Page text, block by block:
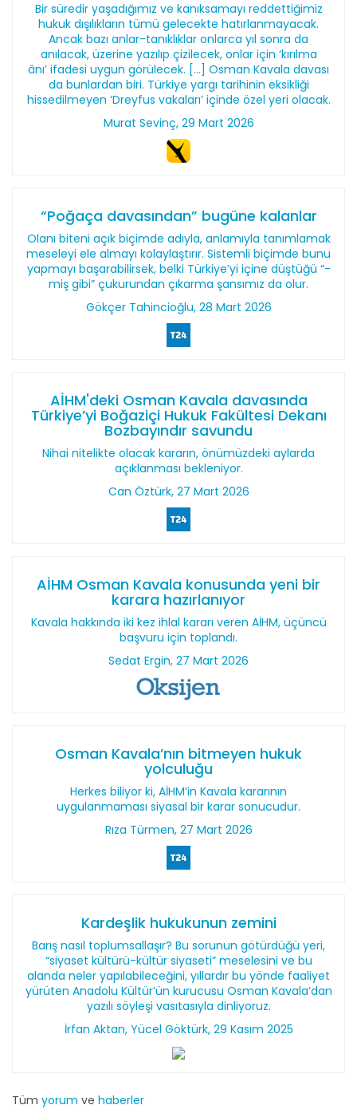
Bir süredir yaşadığımız ve kanıksamayı reddettiğimiz
hukuk dışılıkların tümü gelecekte hatırlanmayacak.
Ancak bazı anlar-tanıklıklar onlarca yıl sonra da
anılacak, üzerine yazılıp çizilecek, onlar için ‘kırılma
ânı’ ifadesi uygun görülecek. [...] Osman Kavala davası
da bunlardan biri. Türkiye yargı tarihinin eksikliği
hissedilmeyen ‘Dreyfus vakaları’ içinde özel yeri olacak.
Murat Sevinç, 29 Mart 2026
“Poğaça davasından” bugüne kalanlar
Olanı biteni açık biçimde adıyla, anlamıyla tanımlamak
meseleyi ele almayı kolaylaştırır. Sistemli biçimde bunu
yapmayı başarabilirsek, belki Türkiye’yi içine düştüğü “-
miş gibi” çukurundan çıkarma şansımız da olur.
Gökçer Tahincioğlu, 28 Mart 2026
AİHM'deki Osman Kavala davasında
Türkiye’yi Boğaziçi Hukuk Fakültesi Dekanı
Bozbayındır savundu
Nihai nitelikte olacak kararın, önümüzdeki aylarda
açıklanması bekleniyor.
Can Öztürk, 27 Mart 2026
AİHM Osman Kavala konusunda yeni bir
karara hazırlanıyor
Kavala hakkında iki kez ihlal kararı veren AİHM, üçüncü
başvuru için toplandı.
Sedat Ergin, 27 Mart 2026
Osman Kavala’nın bitmeyen hukuk
yolculuğu
Herkes biliyor ki, AİHM’in Kavala kararının
uygulanmaması siyasal bir karar sonucudur.
Rıza Türmen, 27 Mart 2026
Kardeşlik hukukunun zemini
Barış nasıl toplumsallaşır? Bu sorunun götürdüğü yeri,
“siyaset kültürü-kültür siyaseti” meselesini ve bu
alanda neler yapılabileceğini, yıllardır bu yönde faaliyet
yürüten Anadolu Kültür’ün kurucusu Osman Kavala’dan
yazılı söyleşi vasıtasıyla dinliyoruz.
İrfan Aktan, Yücel Göktürk, 29 Kasım 2025
Tüm yorum ve haberler